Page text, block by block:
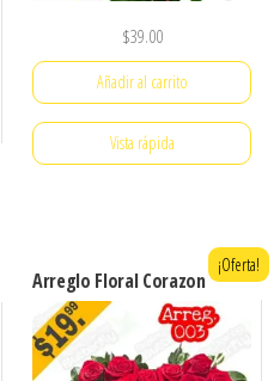
$39.00
Añadir al carrito
Vista rápida
Arreglo Floral Corazon
¡Oferta!